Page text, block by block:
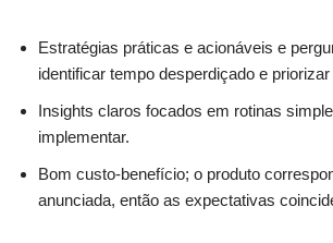
Estratégias práticas e acionáveis e
identificar tempo desperdiçado e
Insights claros focados em rotinas
implementar.
Bom custo-benefício; o produto
anunciada, então as expectativas